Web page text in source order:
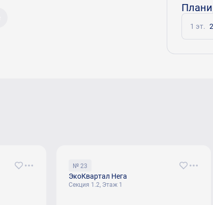
1 эт.
№ 23
ЭкоКвартал Нега
Секция 1.2, Этаж 1